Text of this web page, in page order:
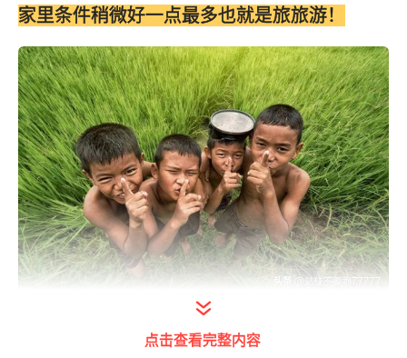
家里条件稍微好一点最多也就是旅旅游！
打开今日头条查看图片详情
点击查看完整内容